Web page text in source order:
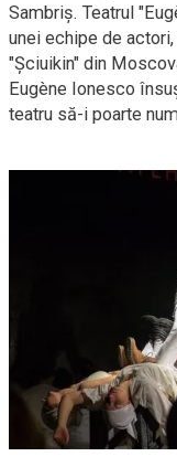
Sambriş. Teatrul
unei echipe de
"Şciuikin" din
Eugène Ionesco
teatru să-i poarte